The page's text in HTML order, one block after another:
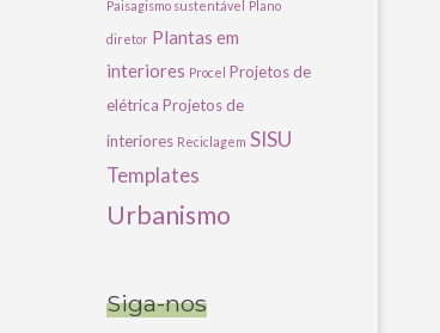
Paisagismo sustentável Plano
diretor Plantas em
interiores Procel Projetos de
elétrica Projetos de
interiores Reciclagem SISU
Templates
Urbanismo
Siga-nos